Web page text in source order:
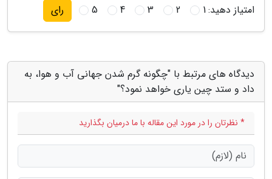
امتیاز دهید:1
2
3
4
5 رای
دیدگاه های مرتبط با "چگونه گرم شدن جهانی آب و هوا، به
داد و ستد چین یاری خواهد نمود؟"
* نظرتان را در مورد این مقاله با ما درمیان بگذارید